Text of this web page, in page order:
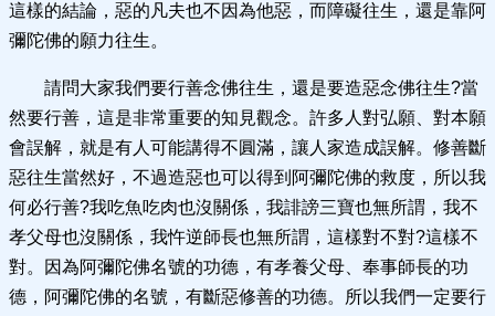
這樣的結論，惡的凡夫也不因為他惡，而障礙往生，還是靠阿
彌陀佛的願力往生。
請問大家我們要行善念佛往生，還是要造惡念佛往生?當
然要行善，這是非常重要的知見觀念。許多人對弘願、對本願
會誤解，就是有人可能講得不圓滿，讓人家造成誤解。修善斷
惡往生當然好，不過造惡也可以得到阿彌陀佛的救度，所以我
何必行善?我吃魚吃肉也沒關係，我誹謗三寶也無所謂，我不
孝父母也沒關係，我忤逆師長也無所謂，這樣對不對?這樣不
對。因為阿彌陀佛名號的功德，有孝養父母、奉事師長的功
德，阿彌陀佛的名號，有斷惡修善的功德。所以我們一定要行